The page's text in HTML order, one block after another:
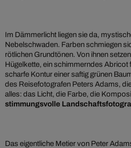
Im Dämmerlicht liegen sie da,
Nebelschwaden. Farben schmiegen
rötlichen Grundtönen. Von ihnen
Hügelkette, ein schimmerndes Abricot
scharfe Kontur einer saftig grünen
des Reisefotografen Peters Adams,
alles: das Licht, die Farbe, die
stimmungsvolle
Das eigentliche Metier von Peter